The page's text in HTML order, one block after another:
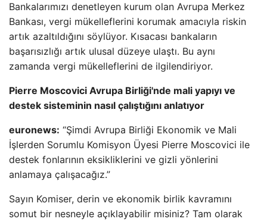
Bankalarımızı denetleyen kurum olan Avrupa Merkez
Bankası, vergi mükelleflerini korumak amacıyla riskin
artık azaltıldığını söylüyor. Kısacası bankaların
başarısızlığı artık ulusal düzeye ulaştı. Bu aynı
zamanda vergi mükelleflerini de ilgilendiriyor.
Pierre Moscovici Avrupa Birliği'nde mali yapıyı ve
destek sisteminin nasıl çalıştığını anlatıyor
euronews: “Şimdi Avrupa Birliği Ekonomik ve Mali
İşlerden Sorumlu Komisyon Üyesi Pierre Moscovici ile
destek fonlarının eksikliklerini ve gizli yönlerini
anlamaya çalışacağız.”
Sayın Komiser, derin ve ekonomik birlik kavramını
somut bir nesneyle açıklayabilir misiniz? Tam olarak